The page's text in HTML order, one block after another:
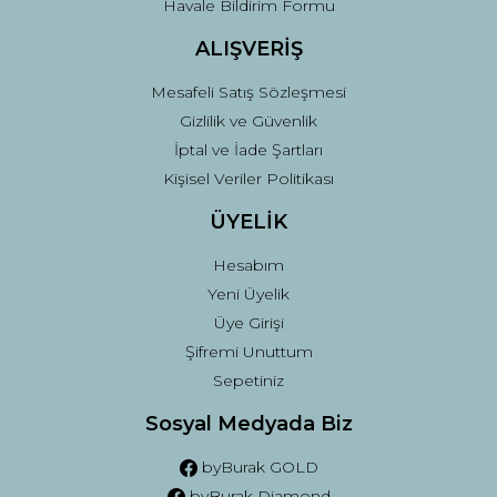
Havale Bildirim Formu
ALIŞVERİŞ
Mesafeli Satış Sözleşmesi
Gizlilik ve Güvenlik
İptal ve İade Şartları
Kişisel Veriler Politikası
ÜYELİK
Hesabım
Yeni Üyelik
Üye Girişi
Şifremi Unuttum
Sepetiniz
Sosyal Medyada Biz
byBurak GOLD